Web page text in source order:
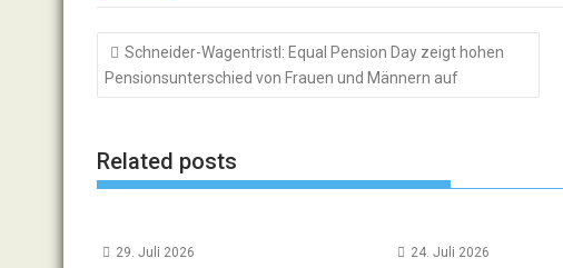
Beitragsnavigation
Schneider-Wagentristl: Equal Pension Day zeigt hohen
Pensionsunterschied von Frauen und Männern auf
Related posts
29. Juli 2026 24. Juli 2026